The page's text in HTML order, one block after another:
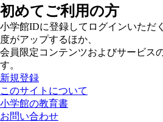
初めてご利用の方
小学館IDに登録してログインいただ
度がアップするほか、
会員限定コンテンツおよびサービス
す。
新規登録
このサイトについて
小学館の教育書
お問い合わせ